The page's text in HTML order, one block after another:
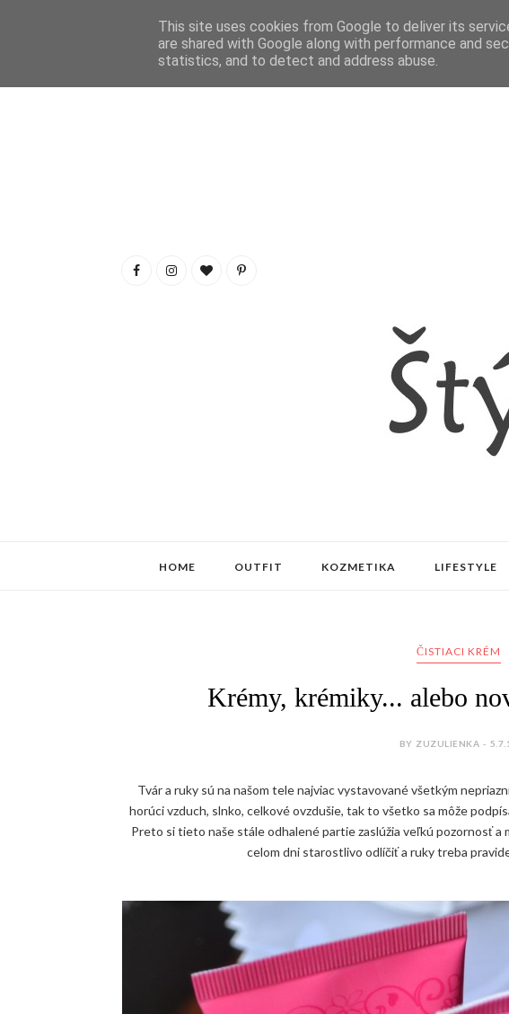
HOME OUTFIT KOZMETIKA LIFESTYLE
ČISTIACI KRÉM
Krémy, krémiky... alebo
BY ZUZULIENKA -
Tvár a ruky sú na našom tele najviac vystavované všetkým
horúci vzduch, slnko, celkové ovzdušie, tak to všetko sa môže
Preto si tieto naše stále odhalené partie zaslúžia veľkú pozornosť a
celom dni starostlivo odlíčiť a ruky treba
This site uses cookies from Google to deliver its
are shared with Google along with performance and
statistics, and to detect and address abuse.